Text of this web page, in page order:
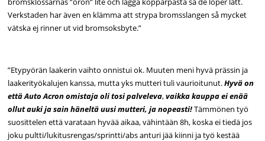
Verkstaden har även en klämma att strypa bromsslangen så mycket
vätska ej rinner ut vid bromsoksbyte.”
”Etypyörän laakerin vaihto onnistui ok. Muuten meni hyvä prässin ja
laakerityökalujen kanssa, mutta yks mutteri tuli vaurioitunut.Hyvä on
että Auto Acron omistaja oli tosi palveleva,vaikka kauppa ei enää
ollut auki ja sain häneltä uusi mutteri, ja nopeasti!Tämmönen työ
suosittelen että varataan hyvää aikaa, vähintään 8h, koska ei tiedä jos
joku pultti/lukitusrengas/sprintti/abs anturi jää kiinni ja työ kestää